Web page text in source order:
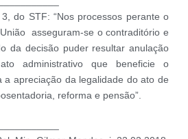
do STF: “Nos processos perante o
asseguram-se o contraditório e
da decisão puder resultar anulação
administrativo que beneficie o
a apreciação da legalidade do ato de
reforma e pensão”.